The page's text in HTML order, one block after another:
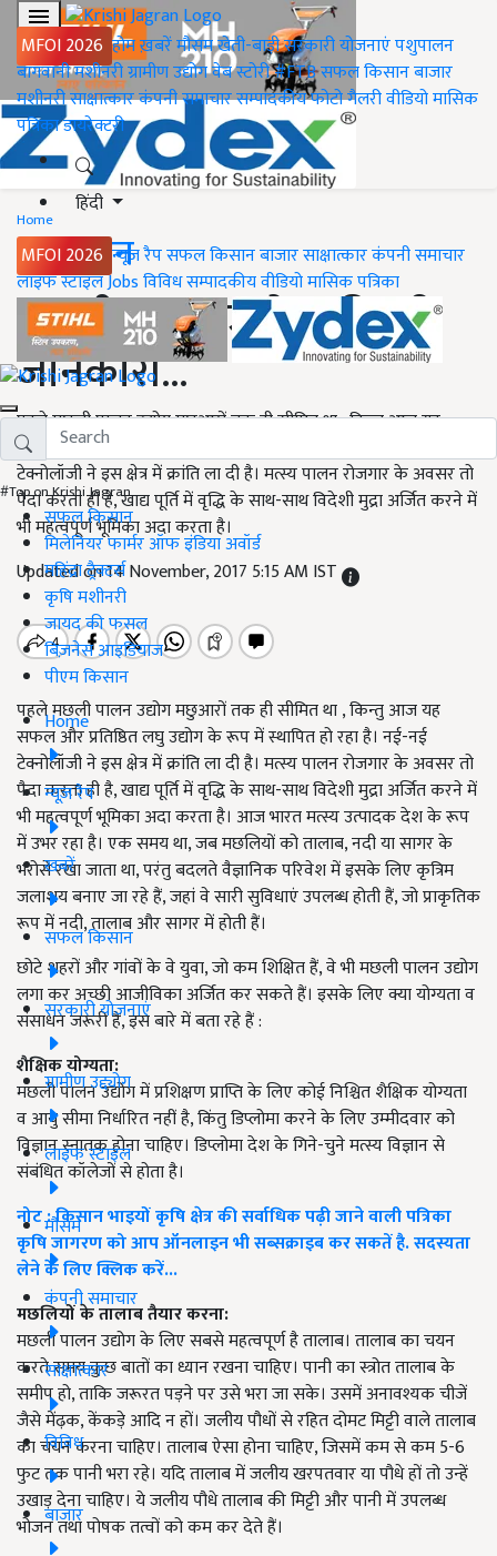
MFOI 2026 होमख़बरेंमौसमखेती-बाड़ीसरकारी योजनाएंपशुपालन
बागवानीमशीनरीग्रामीण उद्योगवेब स्टोरी#FTBसफल किसानबाजार
मशीनरीसाक्षात्कारकंपनी समाचारसम्पादकीयफोटो गैलरीवीडियोमासिक
पत्रिकाडायरेक्टरी
हिंदी
MFOI 2026 न्यूज़ रैपसफल किसानबाजारसाक्षात्कारकंपनी समाचार
लाइफ स्टाइलJobsविविधसम्पादकीयवीडियोमासिक पत्रिका
#Top on Krishi Jagran
सफल किसान
मिलेनियर फार्मर ऑफ इंडिया अवॉर्ड
महिंद्रा ट्रैक्टर्स
कृषि मशीनरी
जायद की फसल
बिज़नेस आइडियाज
पीएम किसान
Home
न्यूज़ रैप
खबरें
सफल किसान
सरकारी योजनाएं
ग्रामीण उद्द्योग
लाइफ स्टाइल
मौसम
कंपनी समाचार
साक्षात्कार
विविध
बाजार
Home
पशुपालन
मछली पालन उद्योग की पूरी
जानकारी...
पहले मछली पालन उद्योग मछुआरों तक ही सीमित था , किन्तु आज यह
सफल और प्रतिष्ठित लघु उद्योग के रूप में स्थापित हो रहा है। नई-नई
टेक्नोलॉजी ने इस क्षेत्र में क्रांति ला दी है। मत्स्य पालन रोजगार के अवसर तो
पैदा करता ही है, खाद्य पूर्ति में वृद्धि के साथ-साथ विदेशी मुद्रा अर्जित करने में
भी महत्वपूर्ण भूमिका अदा करता है।
Updated on 14 November, 2017 5:15 AM IST
पहले मछली पालन उद्योग मछुआरों तक ही सीमित था , किन्तु आज यह
सफल और प्रतिष्ठित लघु उद्योग के रूप में स्थापित हो रहा है। नई-नई
टेक्नोलॉजी ने इस क्षेत्र में क्रांति ला दी है। मत्स्य पालन रोजगार के अवसर तो
पैदा करता ही है, खाद्य पूर्ति में वृद्धि के साथ-साथ विदेशी मुद्रा अर्जित करने में
भी महत्वपूर्ण भूमिका अदा करता है। आज भारत मत्स्य उत्पादक देश के रूप
में उभर रहा है। एक समय था, जब मछलियों को तालाब, नदी या सागर के
भरोसे रखा जाता था, परंतु बदलते वैज्ञानिक परिवेश में इसके लिए कृत्रिम
जलाशय बनाए जा रहे हैं, जहां वे सारी सुविधाएं उपलब्ध होती हैं, जो प्राकृतिक
रूप में नदी, तालाब और सागर में होती हैं।
छोटे शहरों और गांवों के वे युवा, जो कम शिक्षित हैं, वे भी मछली पालन उद्योग
लगा कर अच्छी आजीविका अर्जित कर सकते हैं। इसके लिए क्या योग्यता व
संसाधन जरूरी हैं, इस बारे में बता रहे हैं :
शैक्षिक योग्यता:
मछली पालन उद्योग में प्रशिक्षण प्राप्ति के लिए कोई निश्चित शैक्षिक योग्यता
व आयु सीमा निर्धारित नहीं है, किंतु डिप्लोमा करने के लिए उम्मीदवार को
विज्ञान स्नातक होना चाहिए। डिप्लोमा देश के गिने-चुने मत्स्य विज्ञान से
संबंधित कॉलेजों से होता है।
नोट : किसान भाइयों कृषि क्षेत्र की सर्वाधिक पढ़ी जाने वाली पत्रिका
कृषि जागरण को आप ऑनलाइन भी सब्सक्राइब कर सकतें है. सदस्यता
लेने के लिए क्लिक करें...
मछलियों के तालाब तैयार करना:
मछली पालन उद्योग के लिए सबसे महत्वपूर्ण है तालाब। तालाब का चयन
करते समय कुछ बातों का ध्यान रखना चाहिए। पानी का स्त्रोत तालाब के
समीप हो, ताकि जरूरत पड़ने पर उसे भरा जा सके। उसमें अनावश्यक चीजें
जैसे मेंढ़क, केंकड़े आदि न हों। जलीय पौधों से रहित दोमट मिट्टी वाले तालाब
का चयन करना चाहिए। तालाब ऐसा होना चाहिए, जिसमें कम से कम 5-6
फुट तक पानी भरा रहे। यदि तालाब में जलीय खरपतवार या पौधे हों तो उन्हें
उखाड़ देना चाहिए। ये जलीय पौधे तालाब की मिट्टी और पानी में उपलब्ध
भोजन तथा पोषक तत्वों को कम कर देते हैं।